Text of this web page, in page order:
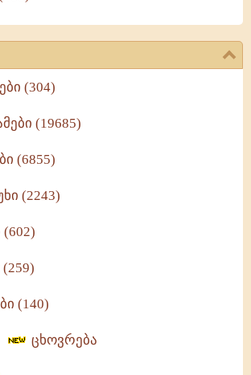
(304)
(19685)
(6855)
(2243)
(140)
ცხოვრება